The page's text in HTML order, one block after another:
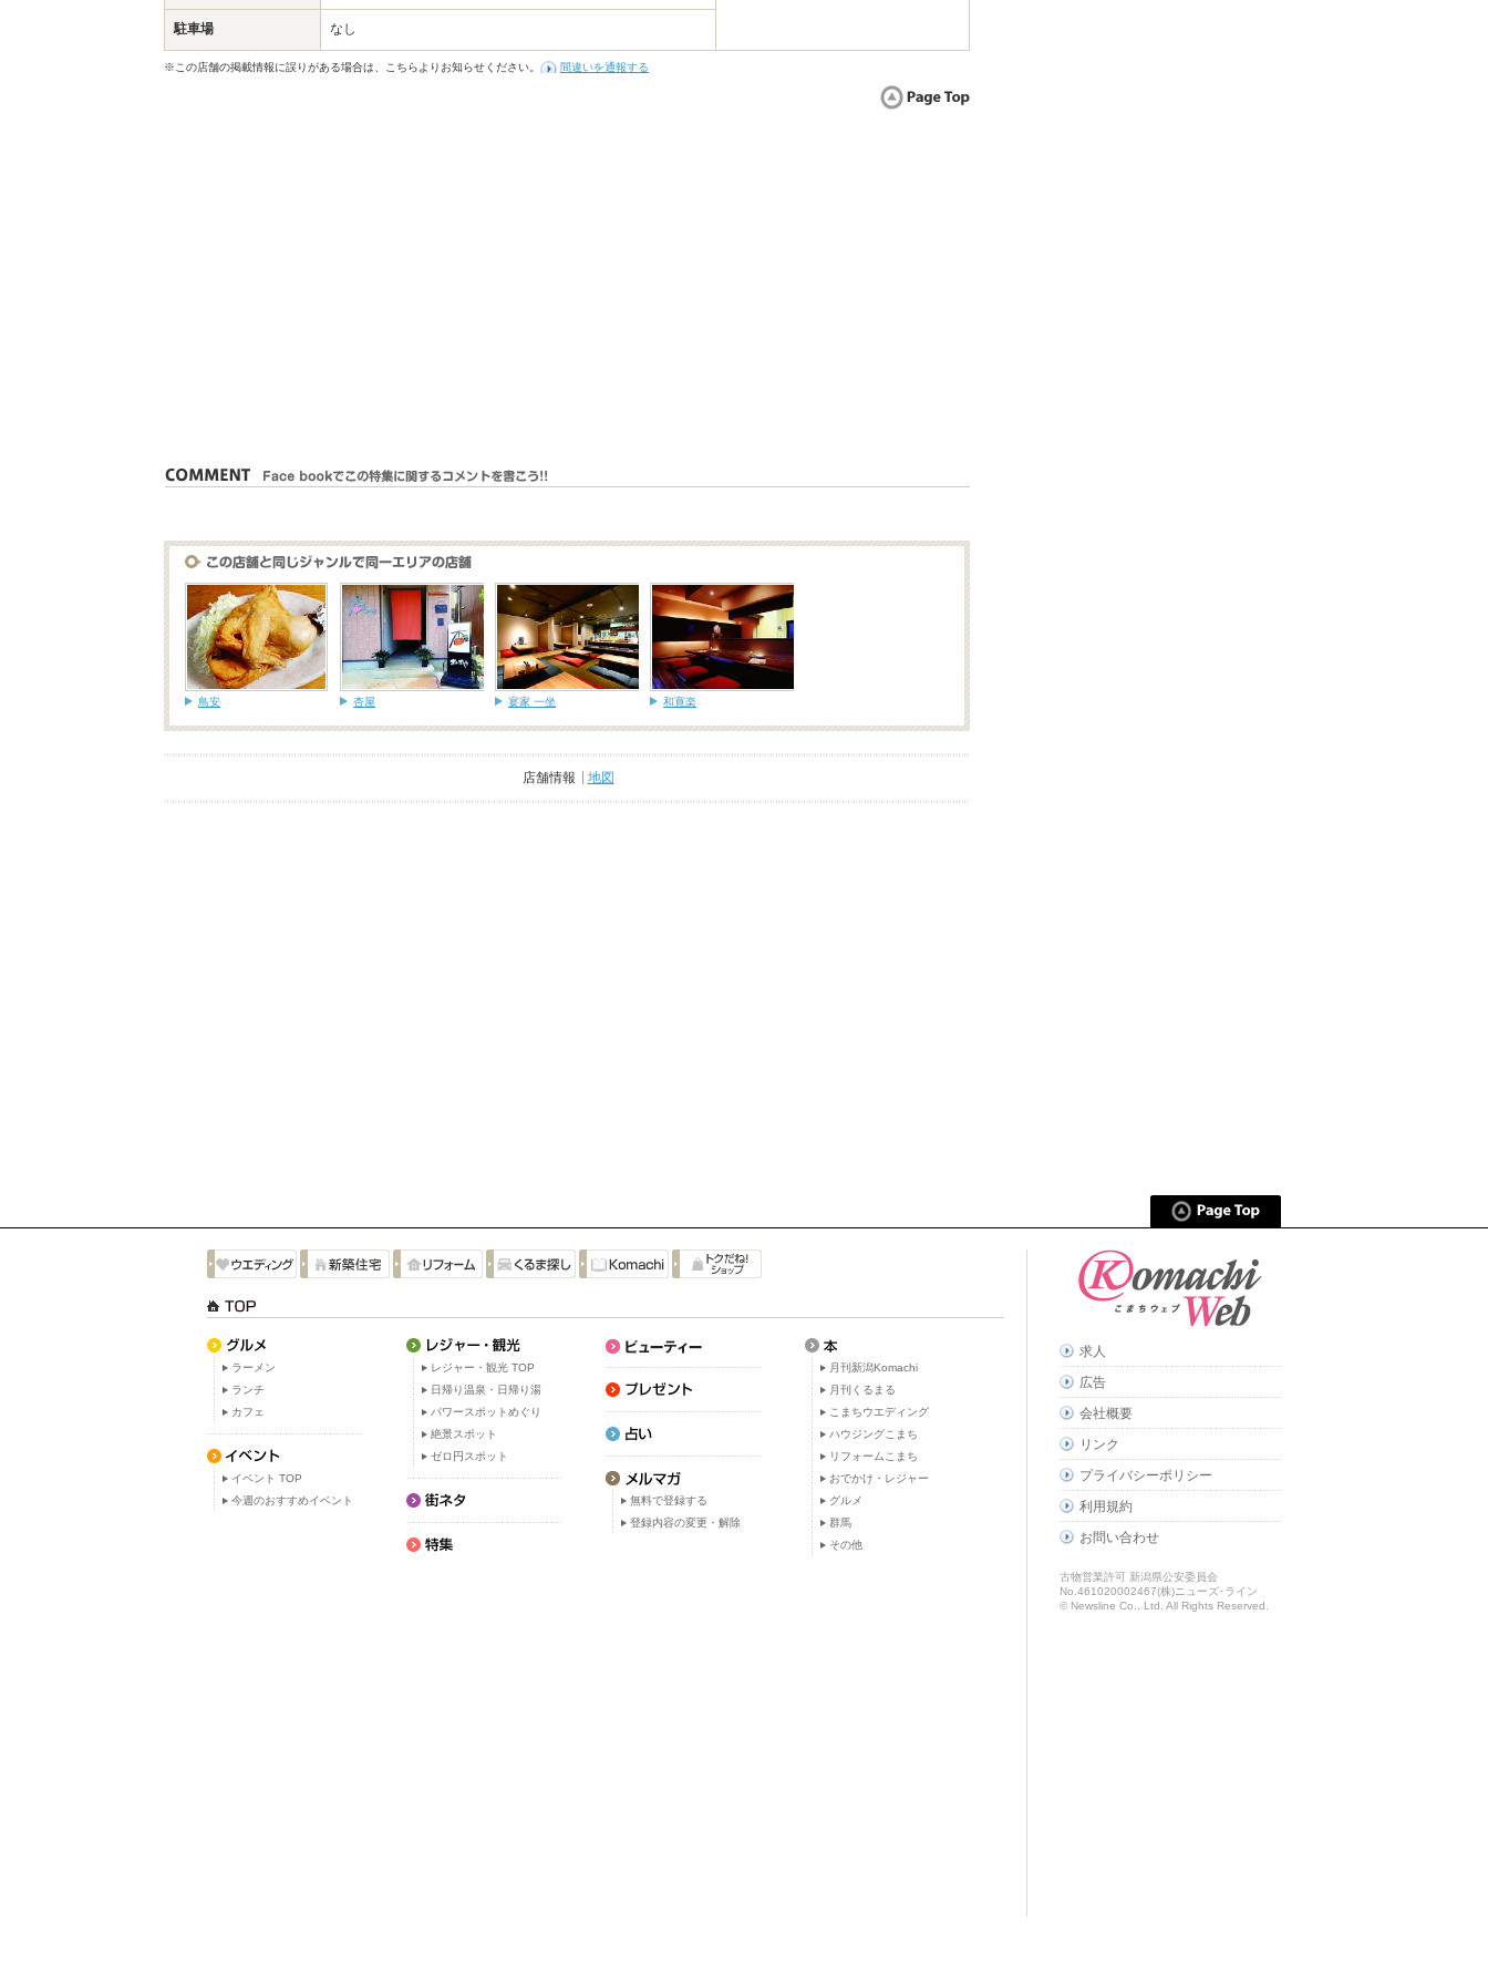
駐車場 なし
※この店舗の掲載情報に誤りがある場合は、こちらよりお知らせください。 間違いを通報する
鳥安 杏屋 宴家 一坐 和寛楽
店舗情報 地図
ラーメン
ランチ
カフェ
イベント TOP
今週のおすすめイベント
レジャー・観光 TOP
日帰り温泉・日帰り湯
パワースポットめぐり
絶景スポット
ゼロ円スポット
無料で登録する
登録内容の変更・解除
月刊新潟Komachi
月刊くるまる
こまちウエディング
ハウジングこまち
リフォームこまち
おでかけ・レジャー
グルメ
群馬
その他
求人
広告
会社概要
リンク
プライバシーポリシー
利用規約
お問い合わせ
古物営業許可 新潟県公安委員会
No.461020002467(株)ニューズ･ライン
© Newsline Co., Ltd. All Rights Reserved.